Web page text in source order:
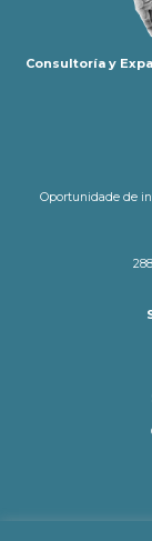
Consultoría y
Oportunidade de